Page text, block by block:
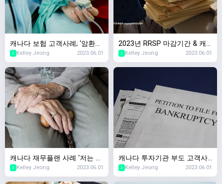
캐나다 보험 고객사례; '암환자
였는데 살아남았어요. 보험가
입이 되나요?'
2 Kelley Jeong 2023.06.01
2023년 RRSP 마감기간 & 캐
나다 세금신고 마감기간 안내
2 Kelley Jeong 2023.06.01
캐나다 재무플랜 사례 '저는 얼
마가 있어야 은퇴가 가능하
죠?', 캐나다 은퇴자금
2 Kelley Jeong 2023.06.01
캐나다 투자기관 부도 고객사
례,캐나다 투자회사가 망하면
제 돈은요..?
2 Kelley Jeong 2023.06.01